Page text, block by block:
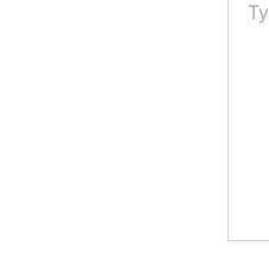
here..